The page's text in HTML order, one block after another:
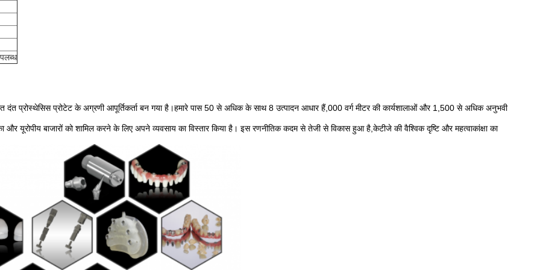
प्रोस्थेसिस प्रोटेट के अग्रणी आपूर्तिकर्ता बन गया है।हमारे पास 50 से अधिक के साथ 8 उत्पादन आधार हैं,000 वर्ग मीटर की कार्यशालाओं और 1,500 से अधिक अनुभवी
और यूरोपीय बाजारों को शामिल करने के लिए अपने व्यवसाय का विस्तार किया है। इस रणनीतिक कदम से तेजी से विकास हुआ है,केटीजे की वैश्विक दृष्टि और महत्वाकांक्षा का